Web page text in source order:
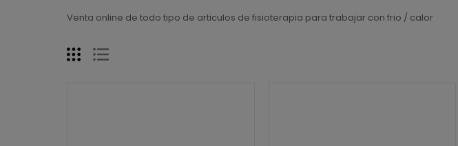
Venta online de todo tipo de articulos de fisioterapia para trabajar con frio / calor